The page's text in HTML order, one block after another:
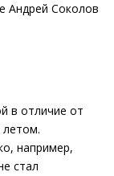
Андрей Соколов
в отличие от
например,
стал